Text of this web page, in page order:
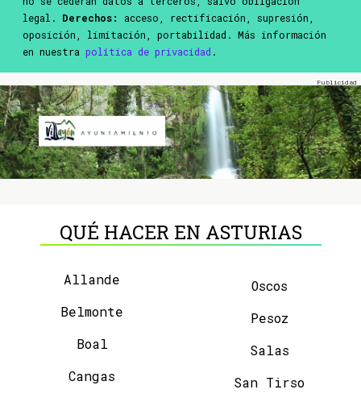
legal. Derechos:
acceso, rectificación, supresión,
oposición, limitación, portabilidad. Más información
en nuestra política de privacidad .
QUÉ HACER EN ASTURIAS
Allande
Belmonte
Boal
Cangas
Oscos
Pesoz
Salas
San Tirso